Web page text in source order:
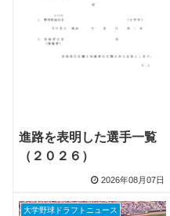
進路を表明した選手一覧
（２０２６）
2026年08月07日
大学野球ドラフトニュース